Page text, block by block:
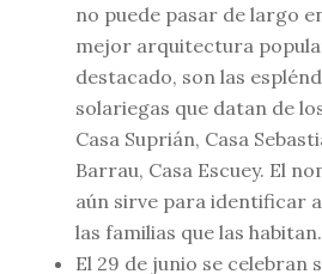
no puede pasar de largo
mejor arquitectura
destacado, son las
solariegas que datan de
Casa Suprián, Casa
Barrau, Casa Escuey. El
aún sirve para identificar
las familias que las habitan.
El 29 de junio se celebran